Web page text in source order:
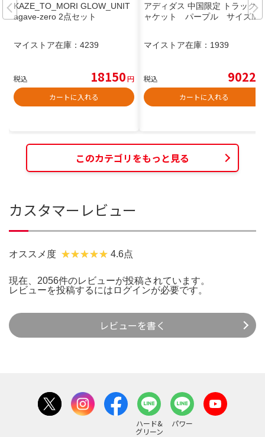
KAZE_TO_MORI GLOW_UNIT
agave-zero 2点セット
マイストア在庫： 4239
税込 18150円
カートに入れる
アディダス 中国限定 トラックジ
ャケット パープル サイズM
マイストア在庫： 1939
税込 9022
カートに入れる
このカテゴリをもっと見る
カスタマーレビュー
オススメ度 4.6点
現在、2056件のレビューが投稿されています。
レビューを投稿するには ログインが必要です。
レビューを書く
ハード&
グリーン
パワー